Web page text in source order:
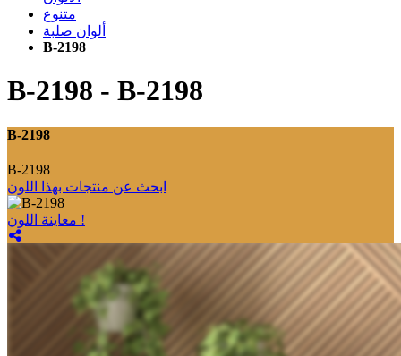
متنوع
ألوان صلبة
B-2198
B-2198 - B-2198
B-2198
B-2198
ابحث عن منتجات بهذا اللون
معاينة اللون !